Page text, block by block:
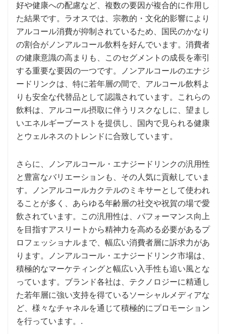
好や健康への配慮など、複数の要因が複合的に作用し
た結果です。ラオスでは、宗教的・文化的影響により
アルコール消費が抑制されているため、国民のかなり
の割合がノンアルコール飲料を好んでいます。消費者
の健康意識の高まりも、このセグメントの成長を牽引
する重要な要因の一つです。ノンアルコールのエナジ
ードリンクは、特に若年層の間で、アルコール飲料よ
りも安全な代替品として認識されています。これらの
飲料は、アルコール摂取に伴うリスクなしに、望まし
いエネルギーブーストを提供し、国内で見られる健康
とウェルネスのトレンドに合致しています。
さらに、ノンアルコール・エナジードリンクの汎用性
と豊富なバリエーションも、その人気に貢献していま
す。ノンアルコールカクテルのミキサーとして使われ
ることが多く、あらゆる年齢層の社交や祝賀の場で愛
飲されています。この汎用性は、パフォーマンス向上
を目指すアスリートから精神力を高める必要があるプ
ロフェッショナルまで、幅広い消費者層に訴求力があ
ります。ノンアルコール・エナジードリンク市場は、
積極的なマーケティングと幅広い入手性も追い風とな
っています。ブランド各社は、テクノロジーに精通し
た若年層に強い支持を得ているソーシャルメディアな
ど、様々なチャネルを通じて積極的にプロモーション
を行っています。.